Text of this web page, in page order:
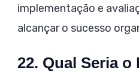
implementação e
alcançar o sucesso
22. Qual Seria